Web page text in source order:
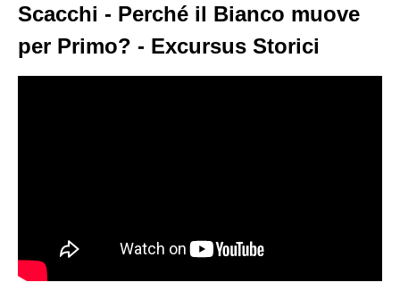
Scacchi - Perché il Bianco muove
per Primo? - Excursus Storici